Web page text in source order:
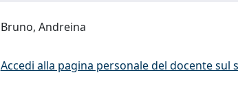
Bruno, Andreina
Accedi alla pagina personale del docente sul